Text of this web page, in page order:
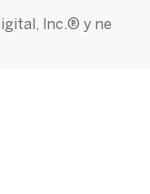
Inc.® y ne